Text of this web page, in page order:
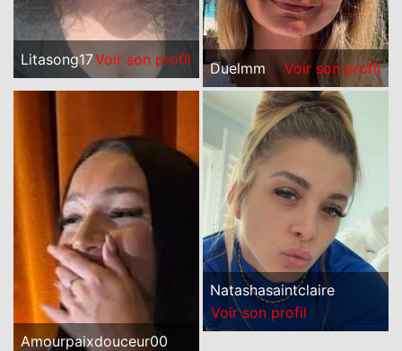
Litasong17Voir son profil Duelmm Voir son profil
Amourpaixdouceur00
Natashasaintclaire
Voir son profil